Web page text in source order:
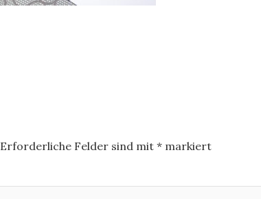
Erforderliche Felder sind mit * markiert